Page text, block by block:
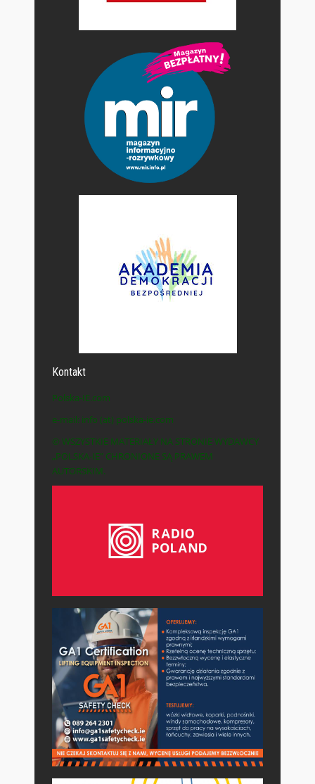
Kontakt
Polska-IE.com
e-mail: info (at) polska-ie.com
© WSZYSTKIE MATERIAŁY NA STRONIE WYDAWCY
„POLSKA-IE” CHRONIONE SĄ PRAWEM
AUTORSKIM.